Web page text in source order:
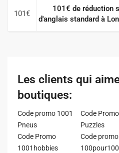
101€
101€ de réduction
d'anglais standard à
Les clients qui
boutiques:
Code promo 1001
Pneus
Code
Puzzles
Code Promo
1001hobbies
Code promo